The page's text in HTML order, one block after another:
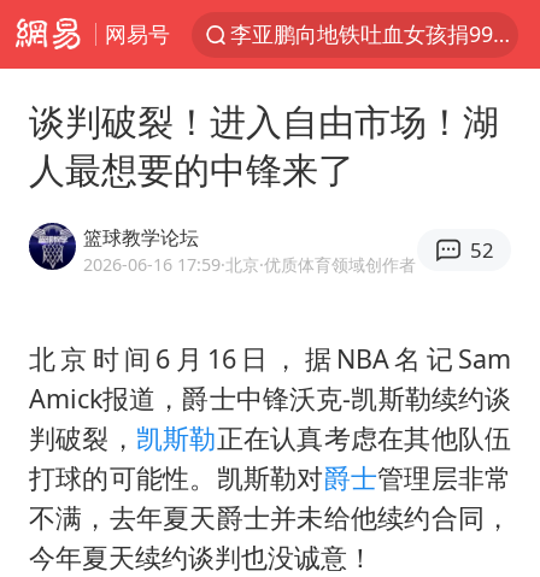
网易号
台风白海豚或在华东沿海登陆
如何把百年大党建设得更加坚强有力
41岁女子为鼓励女儿考上985研究生
乘客脱鞋散发异味 司机提醒反被怼
日本籍女网红在韩直播时自杀身亡
恩比德变瘦引热议
多专业取消艺考 文化工作者要有文化
汕头市政府被约谈
谈判破裂！进入自由市场！湖
人最想要的中锋来了
篮球教学论坛
2026-06-16 17:59·北京·优质体育领域创作者
52
北京时间6月16日，据NBA名记Sam
Amick报道，爵士中锋沃克-凯斯勒续约谈
判破裂， 凯斯勒正在认真考虑在其他队伍
打球的可能性。凯斯勒对爵士管理层非常
不满，去年夏天爵士并未给他续约合同，
今年夏天续约谈判也没诚意！